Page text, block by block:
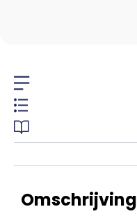
Omschrijving